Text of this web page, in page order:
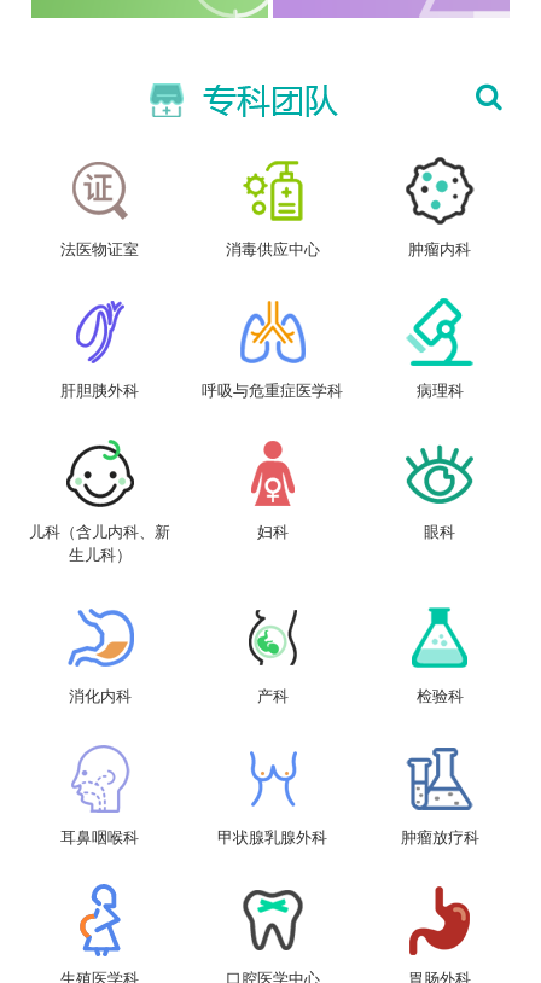
法医物证室 消毒供应中心 肿瘤内科
肝胆胰外科 呼吸与危重症医学科 病理科
儿科（含儿内科、新
生儿科）
妇科 眼科
消化内科 产科 检验科
耳鼻咽喉科 甲状腺乳腺外科 肿瘤放疗科
生殖医学科 口腔医学中心 胃肠外科